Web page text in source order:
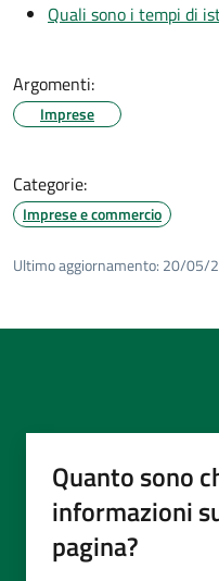
Quali sono i tempi di
Argomenti:
Imprese
Categorie:
Imprese e commercio
Ultimo aggiornamento: 20/05/
Quanto sono
informazioni
pagina?